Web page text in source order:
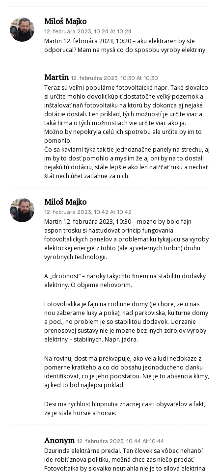
Miloš Majko
12. februára 2023, 10:24 At 10:24
Martin 12. februára 2023, 10:20 – aku elektraren by ste
odporucal? Mam na mysli co do sposobu vyroby elektriny.
Martin 12. februára 2023, 10:30 At 10:30
Teraz sú veľmi populárne fotovoltaické napr. Také slovalco
si určite mohlo dovoliť kúpiť dostatočne veľký pozemok a
inštalovať naň fotovoltaiku na ktorú by dokonca aj nejaké
dotácie dostali. Len príklad, tých možností je určite viac a
taká firma o tých možnostiach vie určite viac ako ja.
Možno by nepokryla celú ich spotrebu ale určite by im to
pomohlo.
Čo sa kaviarní týka tak tie jednoznačne panely na strechu, aj
im by to dosť pomohlo a myslím že aj oni by na to dostali
nejakú tú dotáciu, stále lepšie ako len natŕčať ruku a nechať
štát nech účet zatiahne za nich.
Miloš Majko
12. februára 2023, 10:42 At 10:42
Martin 12. februára 2023, 10:30 – mozno by bolo fajn
aspon trosku si nastudovat princip fungovania
fotovoltalickych panelov a problematiku tykajucu sa vyroby
elektrickej energie z tohto (ale aj veternych turbin) druhu
vyrobnych technologii.
A „drobnost“ – naroky takychto firiem na stabilitu dodavky
elektriny. O objeme nehovorim.
Fotovoltalika je fajn na rodinne domy (je chore, ze u nas
nou zaberame luky a polia), nad parkoviska, kulturne domy
a pod., no problem je so stabilitou dodavok. Udrzanie
prenosovej sustavy nie je mozne bez inych zdrojov vyroby
elektriny – stabilnych. Napr. jadra.
Na rovinu, dost ma prekvapuje, ako vela ludi nedokaze z
pomerne kratkeho a co do obsahu jednoducheho clanku
identifikovat, co je jeho podstatou. Nie je to absencia klimy,
aj ked to bol najlepsi priklad.
Desi ma rychlost hlupnutia znacnej casti obyvatelov a fakt,
ze je stale horsie a horsie.
Anonym 12. februára 2023, 10:44 At 10:44
Dzurinda elektrárne predal. Ten človek sa vôbec nehanbí
ide robiť znova politiku, možná chce zas niečo predať.
Fotovoltaika by slovalko neutiahla nie je to silová elektrina.